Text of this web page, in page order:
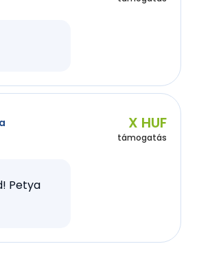
X HUF
támogatás
Petya